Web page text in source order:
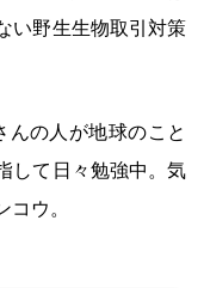
い野生生物取引対策
んの人が地球のこと
して日々勉強中。気
ウ。